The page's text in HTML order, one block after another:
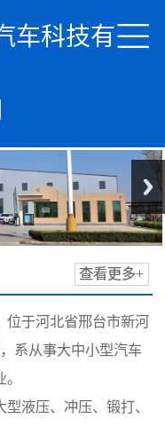

车科技有
查看更多+
于河北省邢台市新河
系从事大中小型汽车
。
液压、冲压、锻打、